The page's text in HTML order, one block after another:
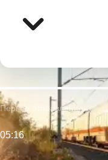
Первое отправление:
05:16